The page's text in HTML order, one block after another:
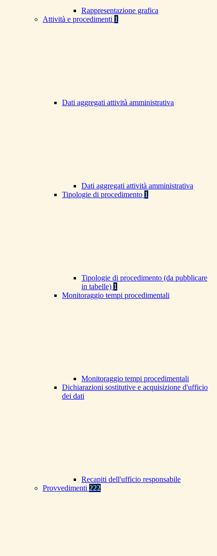
Rappresentazione grafica
Attività e procedimenti 1
Dati aggregati attività amministrativa
Dati aggregati attività amministrativa
Tipologie di procedimento 1
Tipologie di procedimento (da pubblicare
in tabelle) 1
Monitoraggio tempi procedimentali
Monitoraggio tempi procedimentali
Dichiarazioni sostitutive e acquisizione d'ufficio
dei dati
Recapiti dell'ufficio responsabile
Provvedimenti 222